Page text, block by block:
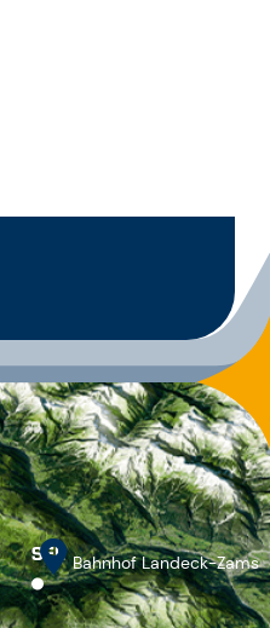
SEE Bahnhof Landeck-Zams